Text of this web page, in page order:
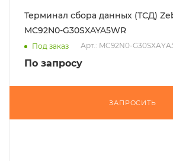
Терминал сбора данных (ТСД)
MC92N0-G30SXAYA5WR
Под заказ Арт.: MC92N0-
По запросу
ЗАПРОСИТЬ